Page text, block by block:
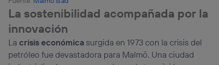
La sostenibilidad acompañada por la
innovación
Lacrisis económicasurgida en 1973 con la crisis del
petróleo fue devastadora para Malmö. Una ciudad